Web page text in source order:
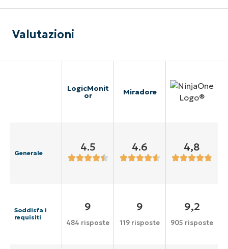
Valutazioni
LogicMonit
or Miradore
Generale 4.5 4.6 4,8
Soddisfa i
requisiti
9
484 risposte
9
119 risposte
9,2
905 risposte